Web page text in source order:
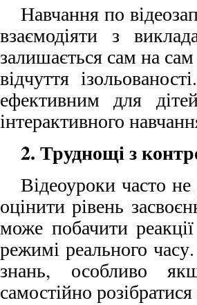
Навчання по
взаємодіяти з
залишається сам на
відчуття
ефективним для
інтерактивного
2. Труднощі з
Відеоуроки часто
оцінити рівень
може побачити
режимі реального
знань, особливо
самостійно